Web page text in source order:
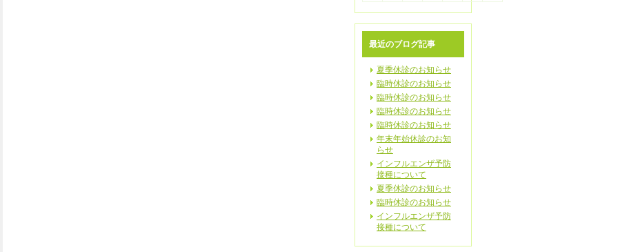
最近のブログ記事
夏季休診のお知らせ
臨時休診のお知らせ
臨時休診のお知らせ
臨時休診のお知らせ
臨時休診のお知らせ
年末年始休診のお知
らせ
インフルエンザ予防
接種について
夏季休診のお知らせ
臨時休診のお知らせ
インフルエンザ予防
接種について